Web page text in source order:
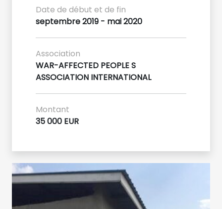
Date de début et de fin
septembre 2019 - mai 2020
Association
WAR-AFFECTED PEOPLE S
ASSOCIATION INTERNATIONAL
Montant
35 000 EUR